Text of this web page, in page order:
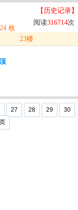
枚
【历史记录】
阅读316714次
23楼
27 28 29
30
页